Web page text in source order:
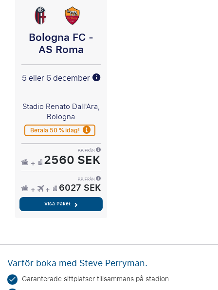
Bologna FC -
AS Roma
5 eller 6 december
Stadio Renato Dall'Ara,
Bologna
Betala 50 % idag!
P.P. FRÅN
2560 SEK
P.P. FRÅN
6027 SEK
Visa Paket
Varför boka med Steve Perryman.
Garanterade sittplatser tillsammans på stadion